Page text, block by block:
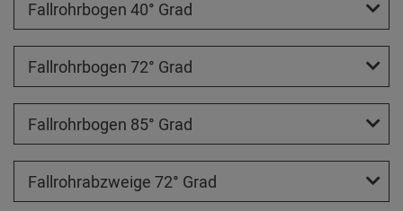
Fallrohrbogen 40° Grad
Fallrohrbogen 72° Grad
Fallrohrbogen 85° Grad
Fallrohrabzweige 72° Grad